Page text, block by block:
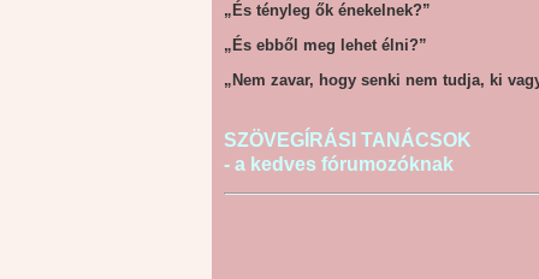
„És tényleg ők énekelnek?”
„És ebből meg lehet élni?”
„Nem zavar, hogy senki nem tudja, ki
SZÖVEGÍRÁSI TANÁCSOK
- a kedves fórumozóknak